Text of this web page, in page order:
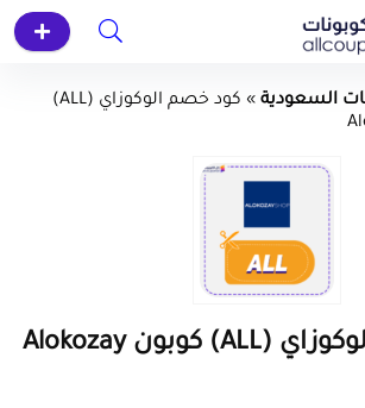
السعودية »
كود خصم الوكوزاي (ALL)
كود خصم الوكوزاي (ALL) كوبون Alokozay